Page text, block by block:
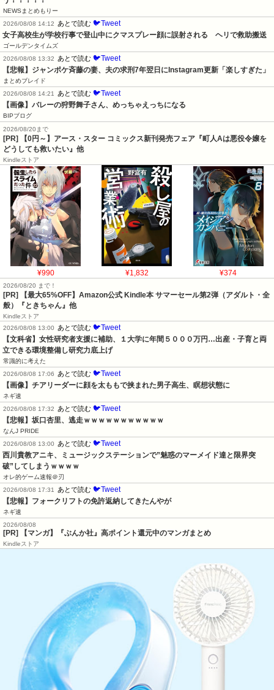
NEWSまとめもりー
2026/08/08 14:12
あとで読む 🐦Tweet
女子高校生が学校行事で登山中にクマスプレー顔に誤射される　ヘリで救助搬送
ゴールデンタイムズ
2026/08/08 13:32
あとで読む 🐦Tweet
【悲報】ジャンポケ斉藤の妻、夫の求刑7年翌日にInstagram更新「楽しすぎた」
まとめブレイド
2026/08/08 14:21
あとで読む 🐦Tweet
【画像】バレーの狩野舞子さん、めっちゃえっちになる
BIPブログ
2026/08/20まで
[PR] 【0円～】アース・スター コミックス新刊発売フェア『町人Aは悪役令嬢を
どうしても救いたい』他
Kindleストア
¥990 ¥1,832 ¥374
2026/08/20 まで！
[PR]
【最大65%OFF】Amazon公式 Kindle本 サマーセール第2弾（アダルト・全
般）『ときちゃん』他
Kindleストア
2026/08/08 13:00
あとで読む 🐦Tweet
【文科省】女性研究者支援に補助、１大学に年間５０００万円…出産・子育と両
立できる環境整備し研究力底上げ
常識的に考えた
2026/08/08 17:06
あとで読む 🐦Tweet
【画像】チアリーダーに顔を太ももで挟まれた男子高生、瞑想状態に
ネギ速
2026/08/08 17:32
あとで読む 🐦Tweet
【悲報】坂口杏里、逃走ｗｗｗｗｗｗｗｗｗｗｗ
なんJ PRIDE
2026/08/08 13:00
あとで読む 🐦Tweet
西川貴教アニキ、ミュージックステーションで”魅惑のマーメイド達と限界突
破”してしまうｗｗｗｗ
オレ的ゲーム速報＠刃
2026/08/08 17:31
あとで読む 🐦Tweet
【悲報】フォークリフトの免許返納してきたんやが
ネギ速
2026/08/08
[PR] 【マンガ】『ぶんか社』高ポイント還元中のマンガまとめ
Kindleストア